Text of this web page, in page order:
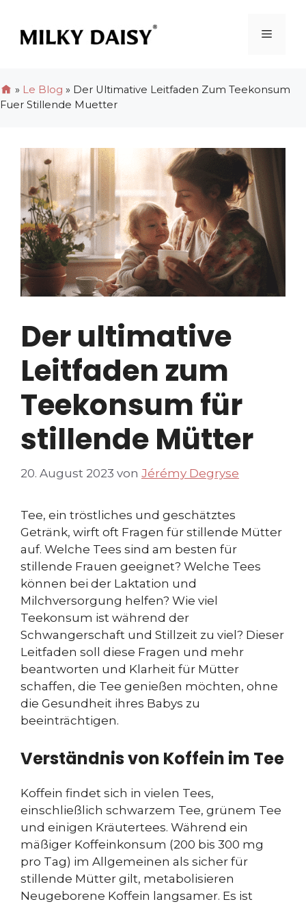
springen
Menü
» Le Blog » Der Ultimative Leitfaden Zum Teekonsum
Fuer Stillende Muetter
Der ultimative
Leitfaden zum
Teekonsum für
stillende Mütter
20. August 2023 von Jérémy Degryse
Tee, ein tröstliches und geschätztes
Getränk, wirft oft Fragen für stillende Mütter
auf. Welche Tees sind am besten für
stillende Frauen geeignet? Welche Tees
können bei der Laktation und
Milchversorgung helfen? Wie viel
Teekonsum ist während der
Schwangerschaft und Stillzeit zu viel? Dieser
Leitfaden soll diese Fragen und mehr
beantworten und Klarheit für Mütter
schaffen, die Tee genießen möchten, ohne
die Gesundheit ihres Babys zu
beeinträchtigen.
Verständnis von Koffein im Tee
Koffein findet sich in vielen Tees,
einschließlich schwarzem Tee, grünem Tee
und einigen Kräutertees. Während ein
mäßiger Koffeinkonsum (200 bis 300 mg
pro Tag) im Allgemeinen als sicher für
stillende Mütter gilt, metabolisieren
Neugeborene Koffein langsamer. Es ist